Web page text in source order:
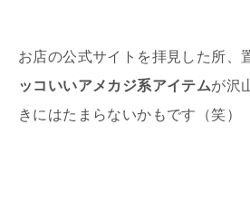
お店の公式サイトを拝見した所、
ッコいいアメカジ系アイテムが沢
きにはたまらないかもです（笑）